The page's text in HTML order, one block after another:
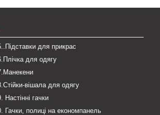
для прикрас
для одягу
вішала для одягу
Настінні гачки
Гачки, полиці на економпанель